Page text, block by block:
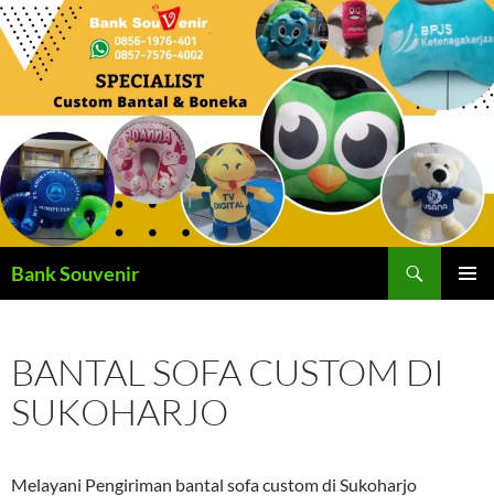
Langsung
ke
Bank Souvenir
BANTAL SOFA CUSTOM DI
SUKOHARJO
Melayani Pengiriman bantal sofa custom di Sukoharjo